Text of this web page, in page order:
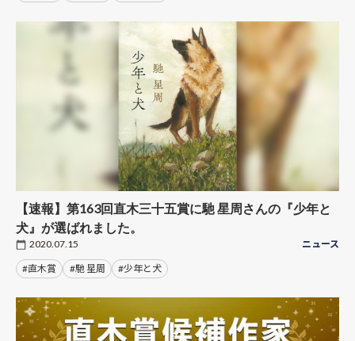
【速報】第163回直木三十五賞に馳 星周さんの『少年と
犬』が選ばれました。
2020.07.15 ニュース
#直木賞 #馳 星周 #少年と犬